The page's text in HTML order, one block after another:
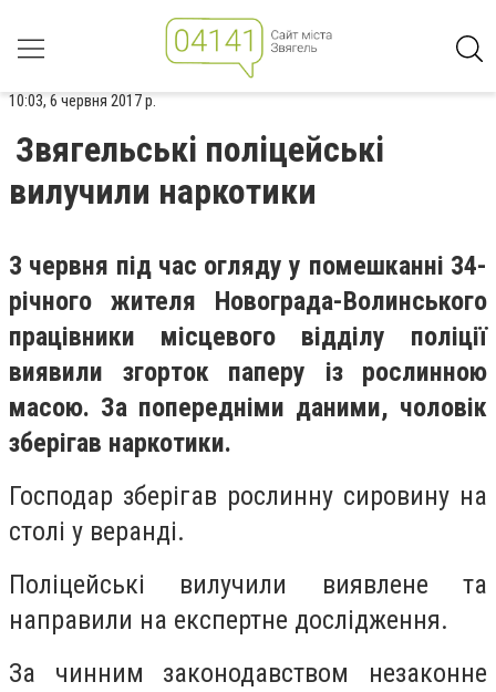
10:03, 6 червня 2017 р.
Звягельські поліцейські
вилучили наркотики
3 червня під час огляду у помешканні 34-
річного жителя Новограда-Волинського
працівники місцевого відділу поліції
виявили згорток паперу із рослинною
масою. За попередніми даними, чоловік
зберігав наркотики.
Господар зберігав рослинну сировину на
столі у веранді.
Поліцейські вилучили виявлене та
направили на експертне дослідження.
За чинним законодавством незаконне